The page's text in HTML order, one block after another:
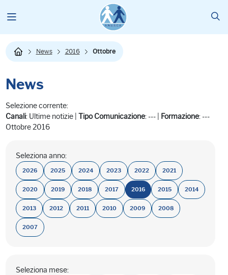
News 2016 Ottobre
News
Selezione corrente:
Canali: Ultime notizie | Tipo Comunicazione: --- | Formazione: ---
Ottobre 2016
Seleziona anno:
2026 2025 2024 2023 2022 2021
2020 2019 2018 2017 2016 2015 2014
2013 2012 2011 2010 2009 2008
2007
Seleziona mese: